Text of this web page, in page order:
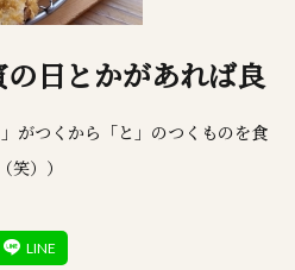
日とかがあれば良
」がつくから「と」のつくものを食
））